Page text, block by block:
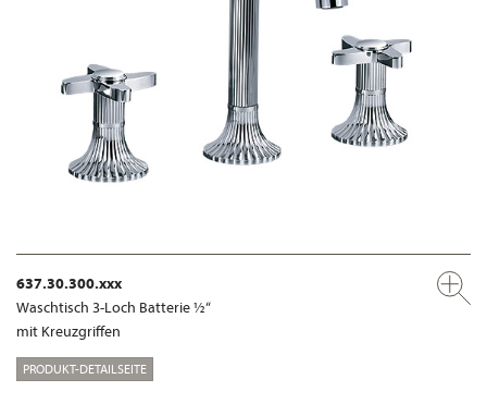
637.30.300.xxx
Waschtisch 3-Loch Batterie ½“
mit Kreuzgriffen
PRODUKT-DETAILSEITE